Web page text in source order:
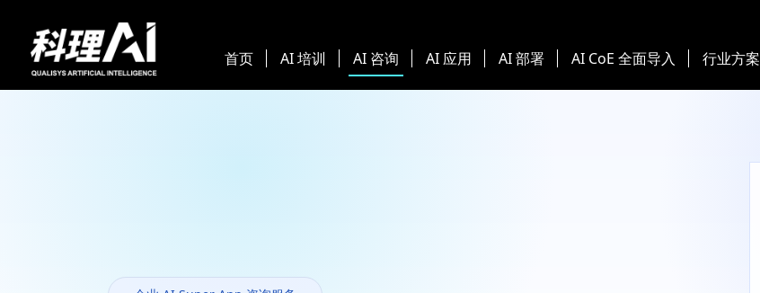
首页 AI 培训 AI 咨询 AI 应用 AI 部署 AI CoE 全面导入 行业方案